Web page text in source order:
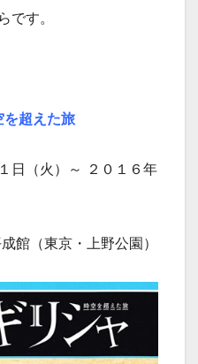
です。
を超えた旅
日（火）～ ２０１６年
館（東京・上野公園）